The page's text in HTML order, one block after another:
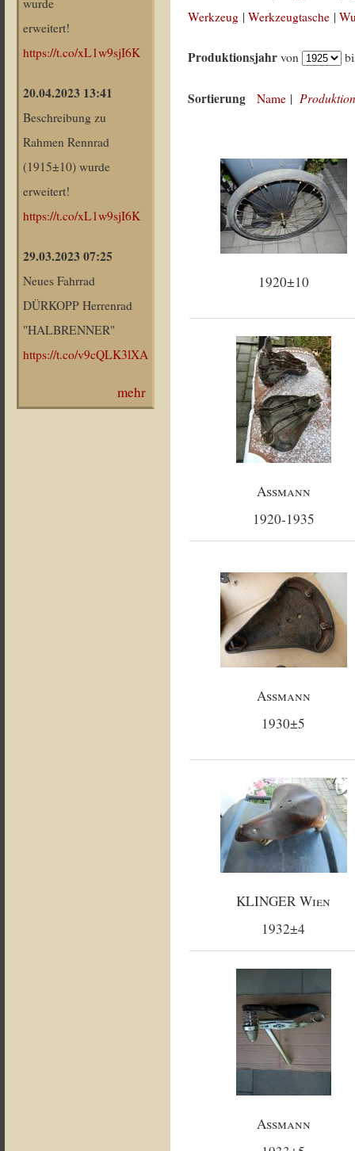
wurde
erweitert!
https://t.co/xL1w9sjI6K
20.04.2023 13:41
Beschreibung zu
Rahmen Rennrad
(1915±10) wurde
erweitert!
https://t.co/xL1w9sjI6K
29.03.2023 07:25
Neues Fahrrad
DÜRKOPP Herrenrad
"HALBRENNER"
https://t.co/v9cQLK3lXA
mehr
Werkzeug |Werkzeugtasche |
Produktionsjahr von
Sortierung Name |
1920±10
Assmann
1920-1935
Assmann
1930±5
KLINGER Wien
1932±4
Assmann